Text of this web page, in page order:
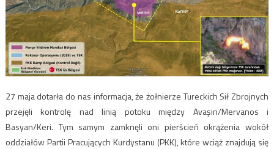
27 maja dotarła do nas informacja, że żołnierze Tureckich Sił Zbrojnych
przejęli kontrolę nad linią potoku między Avaşin/Mervanos i
Basyan/Keri. Tym samym zamknęli oni pierścień okrążenia wokół
oddziałów Partii Pracujących Kurdystanu (PKK), które wciąż znajdują się